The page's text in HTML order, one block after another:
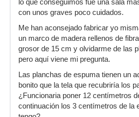
lo que conseguimos fue una sala
con unos graves poco cuidados.
Me han aconsejado fabricar yo
un marco de madera rellenos de
grosor de 15 cm y olvidarme de las
pero aquí viene mi pregunta.
Las planchas de espuma tienen un
bonito que la tela que recubriría los
¿Funcionaria poner 12 centímetros
continuación los 3 centímetros de la